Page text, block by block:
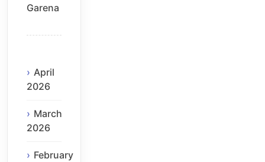
Garena
April
2026
March
2026
February